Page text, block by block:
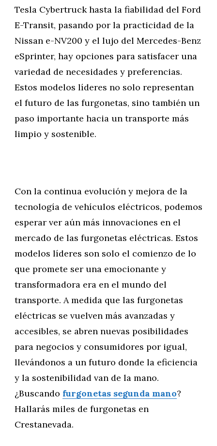
Tesla Cybertruck hasta la fiabilidad del Ford
E-Transit, pasando por la practicidad de la
Nissan e-NV200 y el lujo del Mercedes-Benz
eSprinter, hay opciones para satisfacer una
variedad de necesidades y preferencias.
Estos modelos líderes no solo representan
el futuro de las furgonetas, sino también un
paso importante hacia un transporte más
limpio y sostenible.
Con la continua evolución y mejora de la
tecnología de vehículos eléctricos, podemos
esperar ver aún más innovaciones en el
mercado de las furgonetas eléctricas. Estos
modelos líderes son solo el comienzo de lo
que promete ser una emocionante y
transformadora era en el mundo del
transporte. A medida que las furgonetas
eléctricas se vuelven más avanzadas y
accesibles, se abren nuevas posibilidades
para negocios y consumidores por igual,
llevándonos a un futuro donde la eficiencia
y la sostenibilidad van de la mano.
¿Buscando furgonetas segunda mano?
Hallarás miles de furgonetas en
Crestanevada.